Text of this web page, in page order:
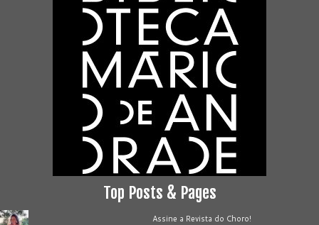
Top Posts & Pages
Assine a Revista do Choro!